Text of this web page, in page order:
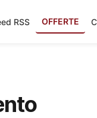
RSS OFFERTE